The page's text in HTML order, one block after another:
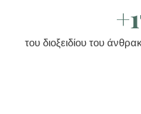
του διοξειδίου του